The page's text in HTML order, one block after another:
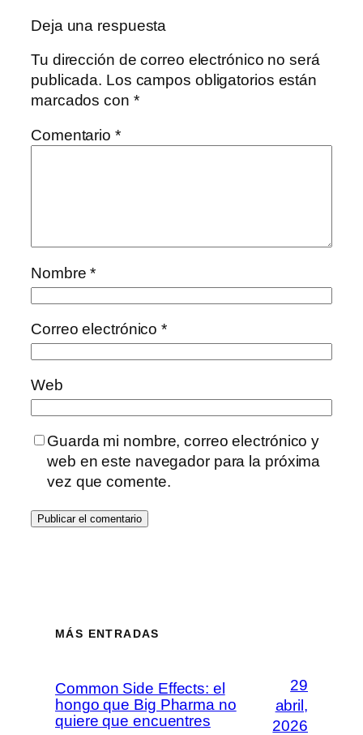
Deja una respuesta
Tu dirección de correo electrónico no será
publicada. Los campos obligatorios están
marcados con *
Comentario *
Nombre*
Correo electrónico*
Web
Guarda mi nombre, correo electrónico y
web en este navegador para la próxima
vez que comente.
MÁS ENTRADAS
Common Side Effects: el
hongo que Big Pharma no
quiere que encuentres
29
abril,
2026